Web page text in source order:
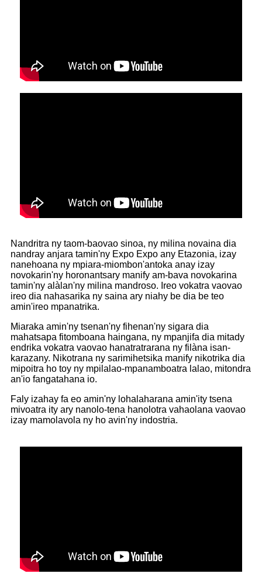
Nandritra ny taom-baovao sinoa, ny milina novaina dia
nandray anjara tamin'ny Expo Expo any Etazonia, izay
nanehoana ny mpiara-miombon'antoka anay izay
novokarin'ny horonantsary manify am-bava novokarina
tamin'ny alàlan'ny milina mandroso. Ireo vokatra vaovao
ireo dia nahasarika ny saina ary niahy be dia be teo
amin'ireo mpanatrika.
Miaraka amin'ny tsenan'ny fihenan'ny sigara dia
mahatsapa fitomboana haingana, ny mpanjifa dia mitady
endrika vokatra vaovao hanatratrarana ny filàna isan-
karazany. Nikotrana ny sarimihetsika manify nikotrika dia
mipoitra ho toy ny mpilalao-mpanamboatra lalao, mitondra
an'io fangatahana io.
Faly izahay fa eo amin'ny lohalaharana amin'ity tsena
mivoatra ity ary nanolo-tena hanolotra vahaolana vaovao
izay mamolavola ny ho avin'ny indostria.